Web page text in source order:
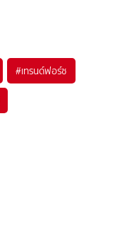
#เทรนด์ฟอร์ซ